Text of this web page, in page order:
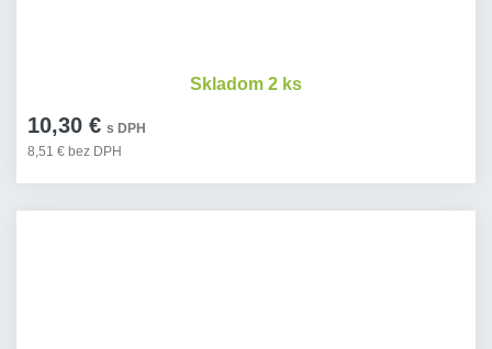
10,30 € s DPH
8,51 € bez DPH
Skladom 2 ks